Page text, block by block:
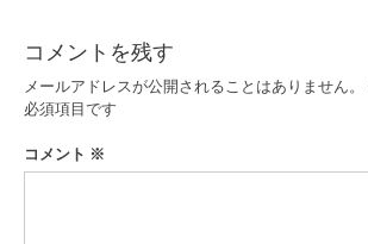
ゲ
ー
シ
ョ
コメントを残す
メールアドレスが公開されることはありません。
必須項目です
コメント ※